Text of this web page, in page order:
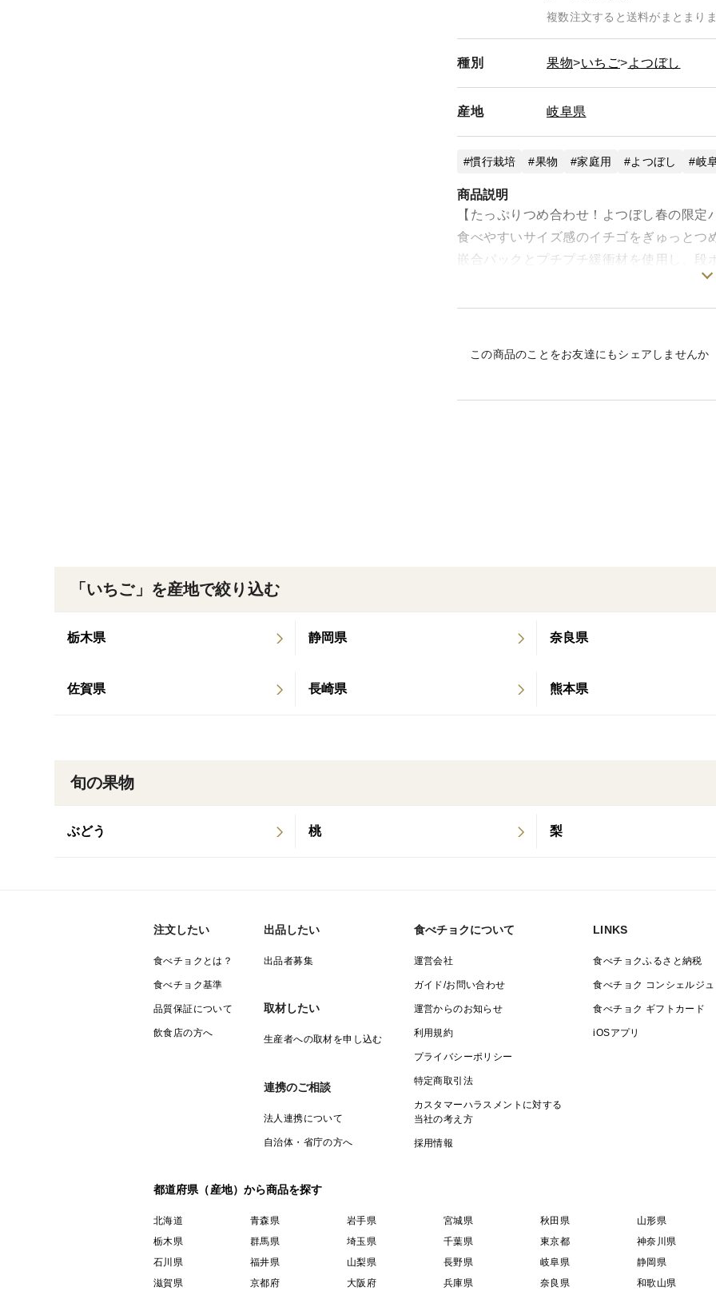
複数注文すると送料がまとまり
種別 果物 いちご よつぼし
産地 岐阜県
慣行栽培 果物 家庭用 よつぼし 岐
商品説明
【たっぷりつめ合わせ！よつぼし春の限定
食べやすいサイズ感のイチゴをぎゅっとつ
嵌合パックとプチプチ緩衝材を使用し、段
初めてのお試し用にも、お得に食べたい
大粒は多くないけれど、甘さと酸味のバラ
この商品のことをお友達にもシェアしませんか
「いちご」を産地で絞り込む
栃木県 静岡県 奈良県
佐賀県 長崎県 熊本県
旬の果物
ぶどう 桃 梨
注文したい
食べチョクとは？
食べチョク基準
品質保証について
飲食店の方へ
出品したい
出品者募集
取材したい
生産者への取材を申し込む
連携のご相談
法人連携について
自治体・省庁の方へ
食べチョクについて
運営会社
ガイド/お問い合わせ
運営からのお知らせ
利用規約
プライバシーポリシー
特定商取引法
カスタマーハラスメントに対する
当社の考え方
採用情報
LINKS
食べチョクふるさと納税
食べチョク コンシェルジュ
食べチョク ギフトカード
iOSアプリ
都道府県（産地）から商品を探す
北海道 青森県 岩手県 宮城県 秋田県
山形県
栃木県
群馬県 埼玉県 千葉県 東京都
神奈川県
石川県
福井県 山梨県 長野県 岐阜県
静岡県
滋賀県
京都府 大阪府 兵庫県 奈良県 和歌山県